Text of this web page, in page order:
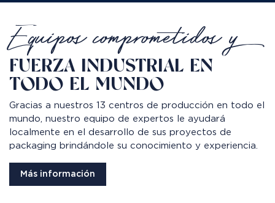
Equipos comprometidos y
FUERZA INDUSTRIAL EN
TODO EL MUNDO
Gracias a nuestros 13 centros de producción en todo el
mundo, nuestro equipo de expertos le ayudará
localmente en el desarrollo de sus proyectos de
packaging brindándole su conocimiento y experiencia.
Más información